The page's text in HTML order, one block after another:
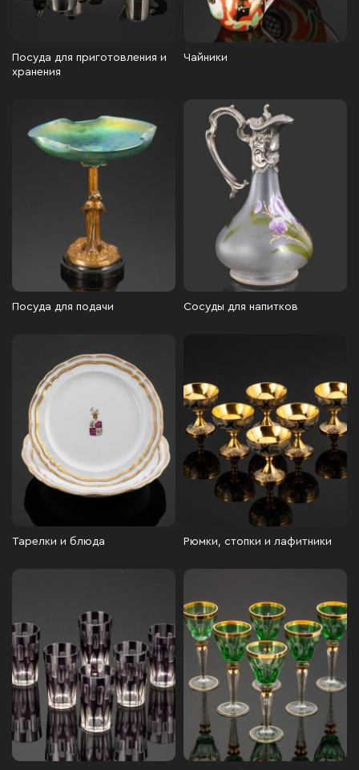
Посуда для приготовления и
хранения
Чайники
Посуда для подачи Сосуды для напитков
Тарелки и блюда Рюмки, стопки и лафитники